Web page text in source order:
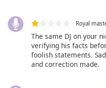
dialog
subtitles
,
selected
Royal
The same DJ on your
verifying his facts
foolish statements.
and correction made.